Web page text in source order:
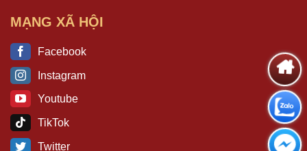
MẠNG XÃ HỘI
Facebook
Instagram
Youtube
TikTok
Twitter